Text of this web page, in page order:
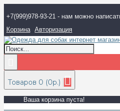
+7(999)978-93-21 - нам можно
Корзина Авторизация
Товаров 0 (0р.)
Ваша корзина пуста!